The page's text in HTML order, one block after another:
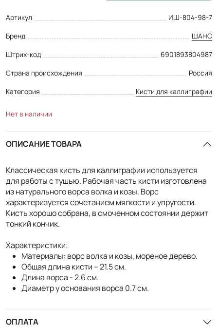
Артикул
ИШ-804-98-7
Бренд
ШАНС
Штрих-код
6901893804987
Страна происхождения
Россия
Категория
Кисти для каллиграфии
Нет в наличии
ОПИСАНИЕ ТОВАРА
Классическая кисть для каллиграфии используется
для работы с тушью. Рабочая часть кисти изготовлена
из натурального ворса волка и козы. Ворс
характеризуется сочетанием мягкости и упругости.
Кисть хорошо собрана, в смоченном состоянии держит
тонкий кончик.
Характеристики:
Материалы: ворс волка и козы, мореное дерево.
Общая длина кисти – 21.5 см.
Длина ворса - 2.6 см.
Диаметр у основания ворса 0.7 см.
ОПЛАТА